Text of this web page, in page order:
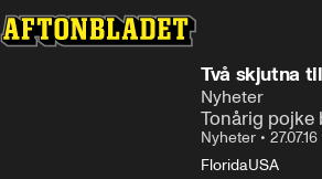
Två skjutna
Nyheter
Tonårig pojke
Nyheter • 27.07.16
FloridaUSA